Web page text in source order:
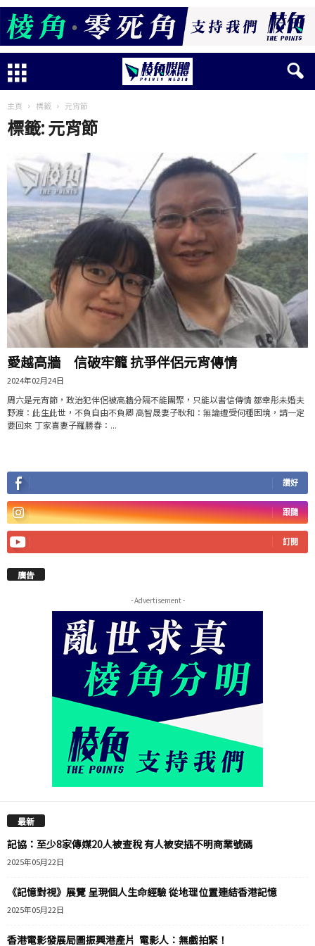
主頁 標籤 元宵節
標籤: 元宵節
愛越高牆 信破牢籠 抗爭伴侶元宵傳情
2024年02月24日
周六是元宵節，政治犯伴侶被高牆分隔不能團聚，只能以書信傳情 鄒幸彤未婚夫
野渡：此生此世，不負自由不負卿 高智晟妻子耿和：無論遭受何種困境，請一定
要回來 丁家喜妻子羅勝春：...
讚好
跟隨
訂閱
廣告
- Advertisement -
最新
記協：至少8家傳媒20人被查稅 有人被安插不明商業號碼
2025年05月22日
《記憶對視》展覽 呈現個人生命經驗 從地理位置連結香港記憶
2025年05月22日
香港電影發展局圖振興港產片 電影人：無戲拍緊！